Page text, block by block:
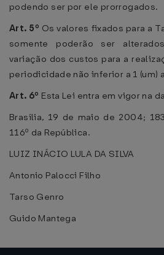
podendo ser por ele prorrogados.
Art. 5º Os valores fixados para a
somente poderão ser
variação dos custos para a
periodicidade não inferior a 1 (um)
Art. 6º Esta Lei entra em vigor na
Brasília, 19 de maio de 2004;
116º da República.
LUIZ INÁCIO LULA DA SILVA
Antonio Palocci Filho
Tarso Genro
Guido Mantega